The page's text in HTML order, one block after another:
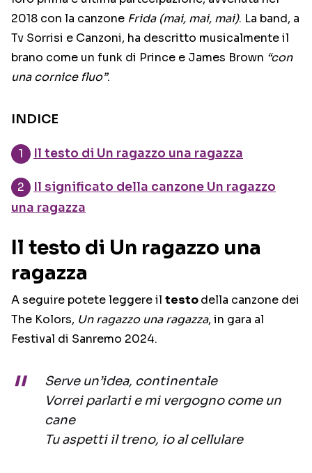
2018 con la canzone Frida (mai, mai, mai). La band, a
Tv Sorrisi e Canzoni, ha descritto musicalmente il
brano come un funk di Prince e James Brown “con
una cornice fluo”.
INDICE
Il testo di Un ragazzo una ragazza
Il significato della canzone Un ragazzo
una ragazza
Il testo di Un ragazzo una
ragazza
A seguire potete leggere il testodella canzone dei
The Kolors, Un ragazzo una ragazza, in gara al
Festival di Sanremo 2024.
Serve un’idea, continentale
Vorrei parlarti e mi vergogno come un
cane
Tu aspetti il treno, io al cellulare